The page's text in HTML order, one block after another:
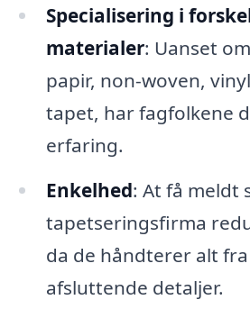
Specialisering i
materialer: Uanset
papir, non-woven,
tapet, har fagfolkene
erfaring.
Enkelhed: At få meldt
tapetseringsfirma
da de håndterer alt
afsluttende detaljer.